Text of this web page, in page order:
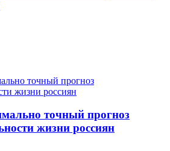
точный прогноз
жизни россиян